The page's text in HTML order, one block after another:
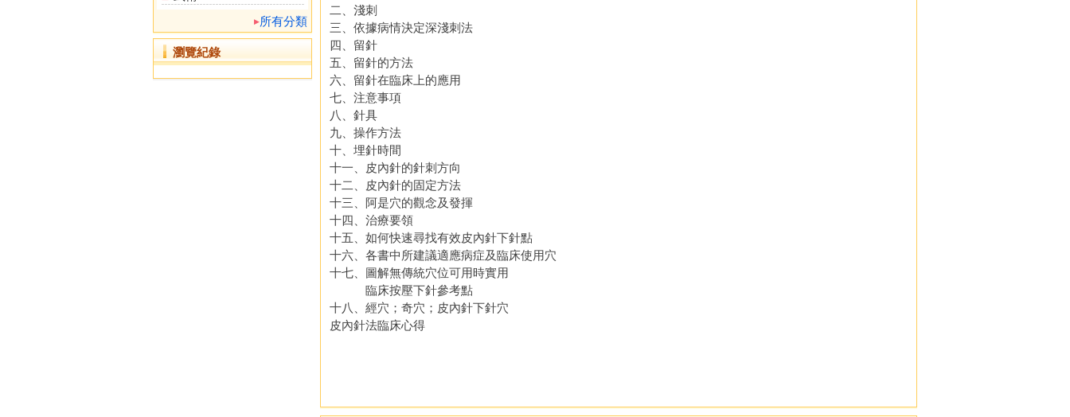
所有分類
瀏覽紀錄
二、淺刺
三、依據病情決定深淺刺法
四、留針
五、留針的方法
六、留針在臨床上的應用
七、注意事項
八、針具
九、操作方法
十、埋針時間
十一、皮內針的針刺方向
十二、皮內針的固定方法
十三、阿是穴的觀念及發揮
十四、治療要領
十五、如何快速尋找有效皮內針下針點
十六、各書中所建議適應病症及臨床使用穴
十七、圖解無傳統穴位可用時實用
臨床按壓下針參考點
十八、經穴；奇穴；皮內針下針穴
皮內針法臨床心得